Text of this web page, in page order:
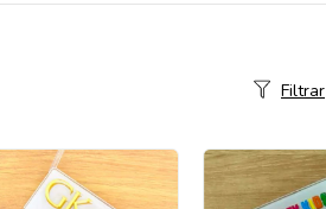
Filtrar